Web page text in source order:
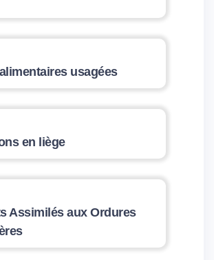
usagées
en liège
Assimilés aux Ordures